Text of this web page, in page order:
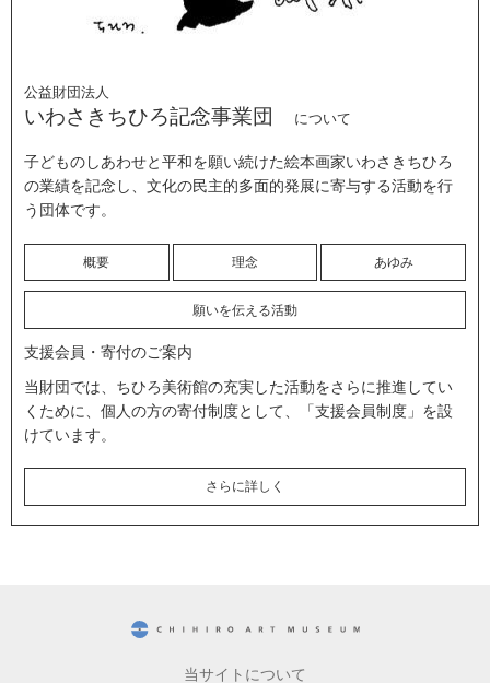
公益財団法人
いわさきちひろ記念事業団 について
子どものしあわせと平和を願い続けた絵本画家いわさきちひろ
の業績を記念し、文化の民主的多面的発展に寄与する活動を行
う団体です。
概要 理念 あゆみ
願いを伝える活動
支援会員・寄付のご案内
当財団では、ちひろ美術館の充実した活動をさらに推進してい
くために、個人の方の寄付制度として、「支援会員制度」を設
けています。
さらに詳しく
当サイトについて